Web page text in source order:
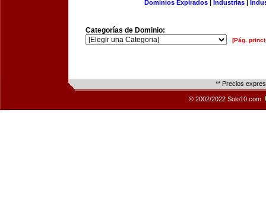
Dominios Expirados | Industrias |
Categorías de Dominio:
[Pág.
** Precios
© 2002/2022 Solo10.com